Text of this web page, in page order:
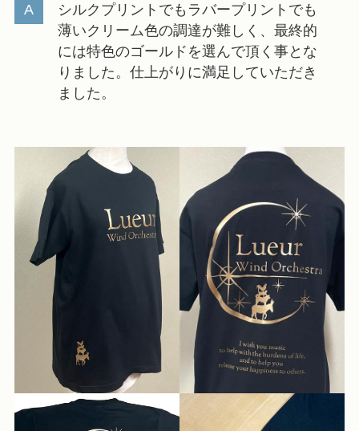
シルクプリントでもラバープリントでも
薄いクリーム色の調達が難しく、最終的
には特色のゴールドを選んで頂く事とな
りました。仕上がりに満足していただき
ました。